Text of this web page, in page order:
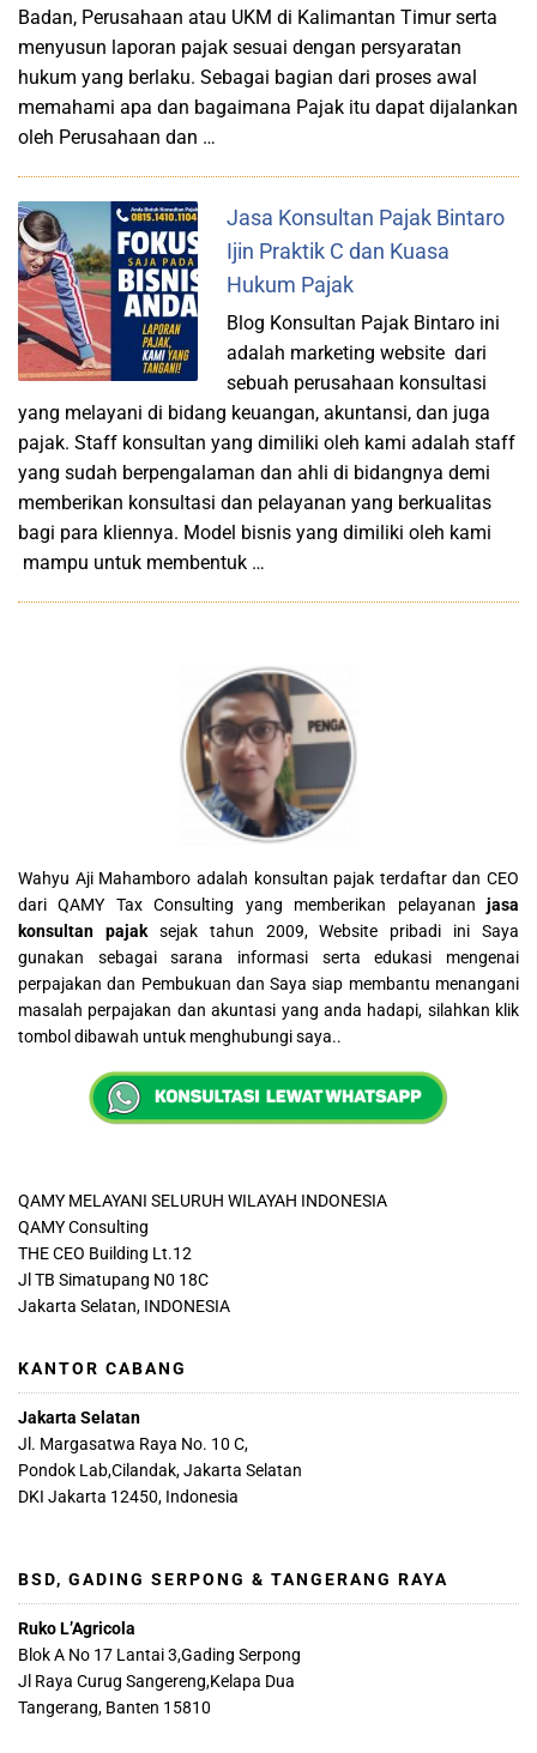
Badan, Perusahaan atau UKM di Kalimantan Timur serta
menyusun laporan pajak sesuai dengan persyaratan
hukum yang berlaku. Sebagai bagian dari proses awal
memahami apa dan bagaimana Pajak itu dapat dijalankan
oleh Perusahaan dan …
Jasa Konsultan Pajak Bintaro
Ijin Praktik C dan Kuasa
Hukum Pajak
Blog Konsultan Pajak Bintaro ini
adalah marketing website dari
sebuah perusahaan konsultasi
yang melayani di bidang keuangan, akuntansi, dan juga
pajak. Staff konsultan yang dimiliki oleh kami adalah staff
yang sudah berpengalaman dan ahli di bidangnya demi
memberikan konsultasi dan pelayanan yang berkualitas
bagi para kliennya. Model bisnis yang dimiliki oleh kami
mampu untuk membentuk …
Wahyu Aji Mahamboro adalah konsultan pajak terdaftar dan CEO
dari QAMY Tax Consulting yang memberikan pelayanan jasa
konsultan pajaksejak tahun 2009, Website pribadi ini Saya
gunakan sebagai sarana informasi serta edukasi mengenai
perpajakan dan Pembukuan dan Saya siap membantu menangani
masalah perpajakan dan akuntasi yang anda hadapi, silahkan klik
tombol dibawah untuk menghubungi saya..
QAMY MELAYANI SELURUH WILAYAH INDONESIA
QAMY Consulting
THE CEO Building Lt.12
Jl TB Simatupang N0 18C
Jakarta Selatan, INDONESIA
KANTOR CABANG
Jakarta Selatan
Jl. Margasatwa Raya No. 10 C,
Pondok Lab,Cilandak, Jakarta Selatan
DKI Jakarta 12450, Indonesia
BSD, GADING SERPONG & TANGERANG RAYA
Ruko L’Agricola
Blok A No 17 Lantai 3,Gading Serpong
Jl Raya Curug Sangereng,Kelapa Dua
Tangerang, Banten 15810